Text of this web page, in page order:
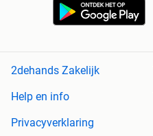
2dehands Zakelijk
Help en info
Privacyverklaring